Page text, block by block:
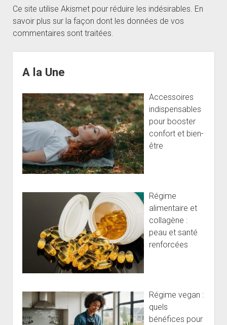
Ce site utilise Akismet pour réduire les indésirables. En
savoir plus sur la façon dont les données de vos
commentaires sont traitées
A la Une
Accessoires
indispensables
pour booster
confort et bien-
être
Régime
alimentaire et
collagène :
peau et santé
renforcées
Régime vegan :
quels
bénéfices pour